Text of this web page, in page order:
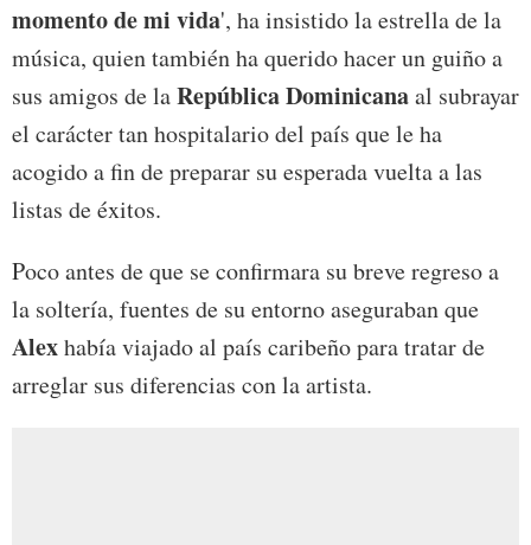
momento de mi vida', ha insistido la estrella de la
música, quien también ha querido hacer un guiño a
sus amigos de laRepública Dominicanaal subrayar
el carácter tan hospitalario del país que le ha
acogido a fin de preparar su esperada vuelta a las
listas de éxitos.
Poco antes de que se confirmara su breve regreso a
la soltería, fuentes de su entorno aseguraban que
Alexhabía viajado al país caribeño para tratar de
arreglar sus diferencias con la artista.